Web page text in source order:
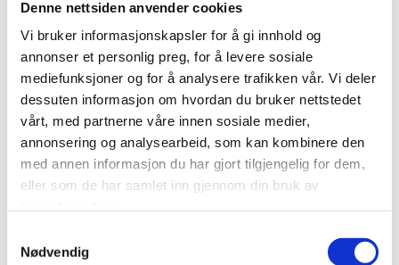
Denne nettsiden anvender cookies
Vi bruker informasjonskapsler for å gi innhold og
annonser et personlig preg, for å levere sosiale
mediefunksjoner og for å analysere trafikken vår. Vi deler
dessuten informasjon om hvordan du bruker nettstedet
vårt, med partnerne våre innen sosiale medier,
annonsering og analysearbeid, som kan kombinere den
med annen informasjon du har gjort tilgjengelig for dem,
eller som de har samlet inn gjennom din bruk av
Nødvendig